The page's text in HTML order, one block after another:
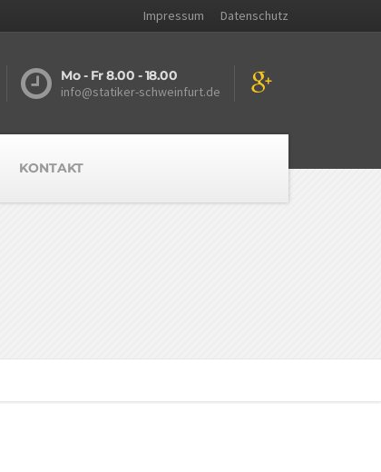
Impressum Datenschutz
Mo - Fr 8.00 - 18.00
info@statiker-schweinfurt.de
KONTAKT